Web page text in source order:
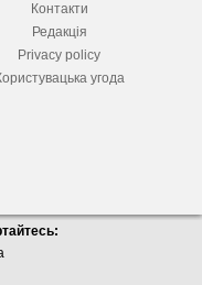
Контакти
Редакція
Privacy policy
угода